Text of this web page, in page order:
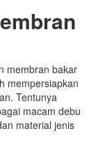
membran bakar
mempersiapkan
Tentunya
macam debu
material jenis